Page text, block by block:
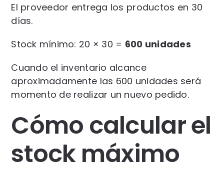
El proveedor entrega los productos en 30
días.
Stock mínimo: 20 × 30 = 600 unidades
Cuando el inventario alcance
aproximadamente las 600 unidades será
momento de realizar un nuevo pedido.
Cómo calcular el
stock máximo